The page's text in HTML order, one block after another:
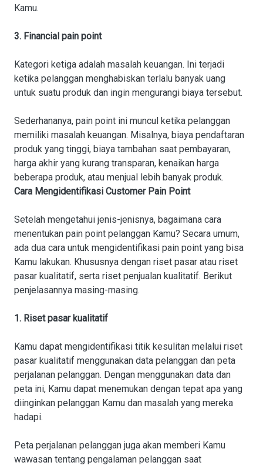
Kamu.
3. Financial pain point
Kategori ketiga adalah masalah keuangan. Ini terjadi
ketika pelanggan menghabiskan terlalu banyak uang
untuk suatu produk dan ingin mengurangi biaya tersebut.
Sederhananya, pain point ini muncul ketika pelanggan
memiliki masalah keuangan. Misalnya, biaya pendaftaran
produk yang tinggi, biaya tambahan saat pembayaran,
harga akhir yang kurang transparan, kenaikan harga
beberapa produk, atau menjual lebih banyak produk.
Cara Mengidentifikasi Customer Pain Point
Setelah mengetahui jenis-jenisnya, bagaimana cara
menentukan pain point pelanggan Kamu? Secara umum,
ada dua cara untuk mengidentifikasi pain point yang bisa
Kamu lakukan. Khususnya dengan riset pasar atau riset
pasar kualitatif, serta riset penjualan kualitatif. Berikut
penjelasannya masing-masing.
1. Riset pasar kualitatif
Kamu dapat mengidentifikasi titik kesulitan melalui riset
pasar kualitatif menggunakan data pelanggan dan peta
perjalanan pelanggan. Dengan menggunakan data dan
peta ini, Kamu dapat menemukan dengan tepat apa yang
diinginkan pelanggan Kamu dan masalah yang mereka
hadapi.
Peta perjalanan pelanggan juga akan memberi Kamu
wawasan tentang pengalaman pelanggan saat